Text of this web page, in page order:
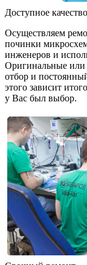
Доступное качество
Осуществляем
починки
инженеров и
Оригинальные или
отбор и
этого зависит
у Вас был выбор.